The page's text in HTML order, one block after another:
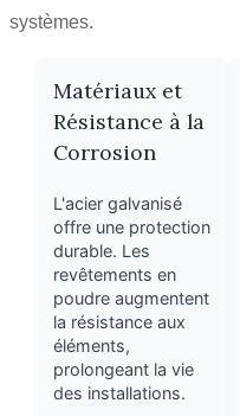
systèmes.
Matériaux et
Résistance à la
Corrosion
L'acier galvanisé
offre une protection
durable. Les
revêtements en
poudre augmentent
la résistance aux
éléments,
prolongeant la vie
des installations.